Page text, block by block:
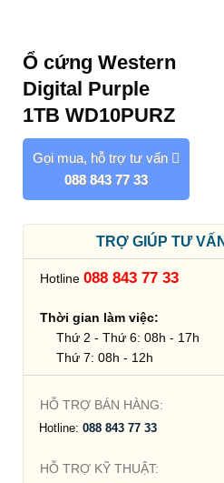
Ổ cứng Western
Digital Purple
1TB WD10PURZ
Gọi mua, hỗ trợ tư vấn
088 843 77 33
TRỢ GIÚP TƯ
Hotline088 843 77 33
Thời gian làm việc:
Thứ 2 - Thứ 6: 08h - 17h
Thứ 7: 08h - 12h
HỖ TRỢ BÁN HÀNG:
Hotline: 088 843 77 33
HỖ TRỢ KỸ THUẬT: